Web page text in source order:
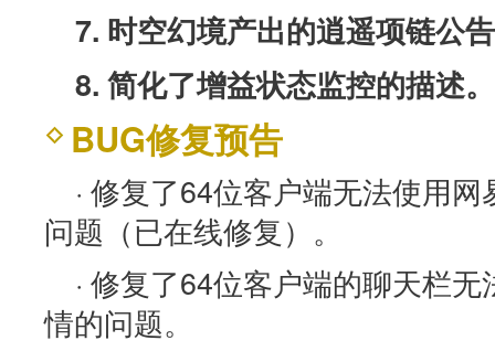
7. 时空幻境产出的逍遥项链公
8. 简化了增益状态监控的描述。
BUG修复预告
· 修复了64位客户端无法使用
问题（已在线修复）。
· 修复了64位客户端的聊天栏
情的问题。